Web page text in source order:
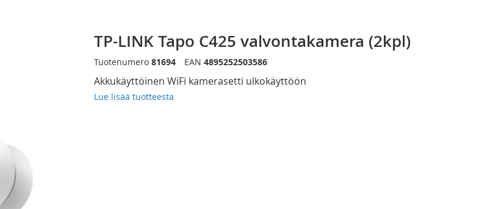
TP-LINK Tapo C425 valvontakamera (2kpl)
Akkukäyttöinen WiFi kamerasetti ulkokäyttöön
Lue lisää tuotteesta
Tuotenumero 81694 EAN 4895252503586